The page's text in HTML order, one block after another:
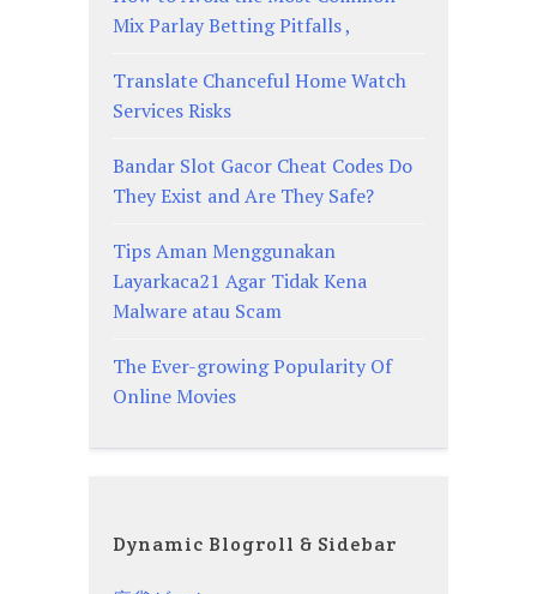
Mix Parlay Betting Pitfalls ,
Translate Chanceful Home Watch
Services Risks
Bandar Slot Gacor Cheat Codes Do
They Exist and Are They Safe?
Tips Aman Menggunakan
Layarkaca21 Agar Tidak Kena
Malware atau Scam
The Ever-growing Popularity Of
Online Movies
Dynamic Blogroll & Sidebar